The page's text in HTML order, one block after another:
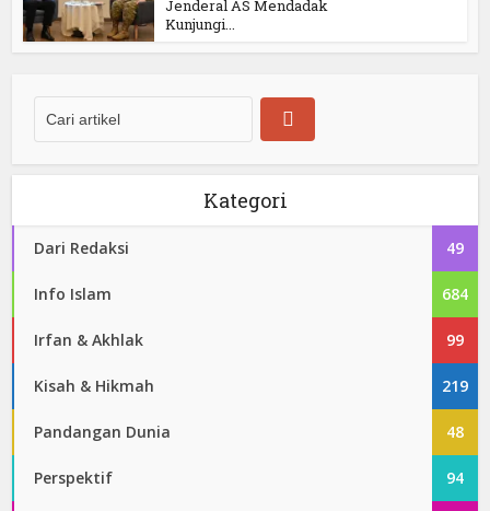
Jenderal AS Mendadak
Kunjungi...
Kategori
Dari Redaksi 49
Info Islam 684
Irfan & Akhlak 99
Kisah & Hikmah 219
Pandangan Dunia 48
Perspektif 94